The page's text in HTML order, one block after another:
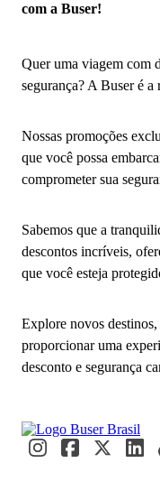
com a Buser!
Quer uma viagem com
segurança? A Buser é a
Nossas promoções
que você possa
comprometer sua
Sabemos que a
descontos incríveis,
que você esteja
Explore novos
proporcionar uma
desconto e segurança